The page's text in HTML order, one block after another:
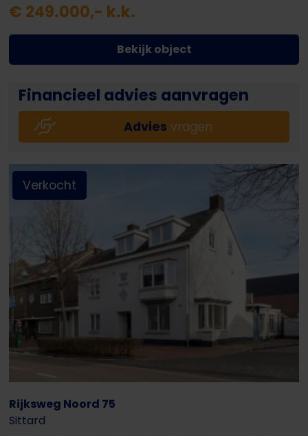
€ 249.000,- k.k.
Bekijk object
Financieel advies aanvragen
Advies vragen
Verkocht
Rijksweg Noord 75
Sittard